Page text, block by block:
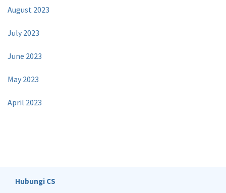
August 2023
July 2023
June 2023
May 2023
April 2023
Hubungi CS